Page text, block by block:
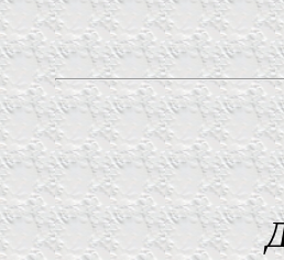
Дата